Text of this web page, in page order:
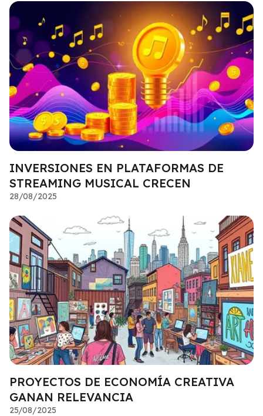
INVERSIONES EN PLATAFORMAS DE
STREAMING MUSICAL CRECEN
28/08/2025
PROYECTOS DE ECONOMÍA CREATIVA
GANAN RELEVANCIA
25/08/2025